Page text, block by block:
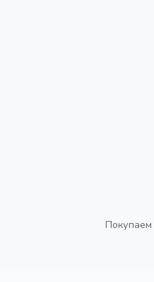
Покупаем